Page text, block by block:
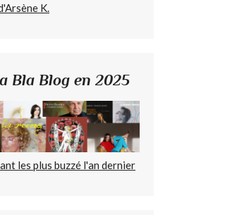
K.
Bla Blog en 2025
les plus buzzé l'an dernier